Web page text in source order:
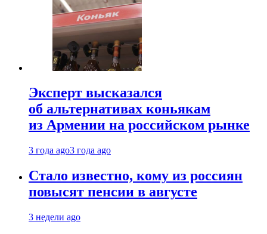
Эксперт высказался
об альтернативах коньякам
из Армении на российском рынке
3 года ago3 года ago
Стало известно, кому из россиян
повысят пенсии в августе
3 недели ago